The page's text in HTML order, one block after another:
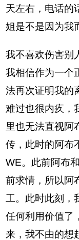
天左右，电话的
姐是不是因为我
我不喜欢伤害别
我相信作为一个
法再次证明我的
难过也很内疚，
里也无法直视阿
传，此时的阿布
WE。此前阿布
前求情，所以阿
工。此时此刻，
任何利用价值了
来，我不由的想